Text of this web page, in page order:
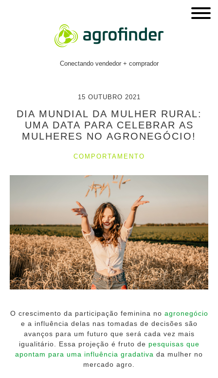
Conectando vendedor + comprador
15 OUTUBRO 2021
DIA MUNDIAL DA MULHER RURAL:
UMA DATA PARA CELEBRAR AS
MULHERES NO AGRONEGÓCIO!
COMPORTAMENTO
O crescimento da participação feminina no agronegócio
e a influência delas nas tomadas de decisões são
avanços para um futuro que será cada vez mais
igualitário. Essa projeção é fruto de pesquisas que
apontam para uma influência gradativa da mulher no
mercado agro.